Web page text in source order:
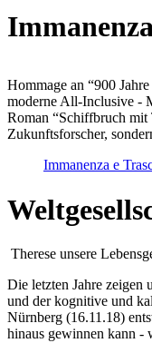
Hommage an “900
moderne All-Inclusive -
Roman “Schiffbruch mit
Zukunftsforscher,
Immanenza e
Therese unsere
Die letzten Jahre zeigen
und der kognitive und
Nürnberg (16.11.18)
hinaus gewinnen kann -